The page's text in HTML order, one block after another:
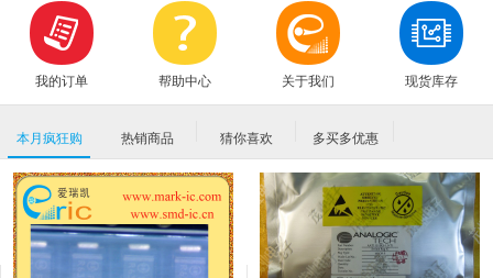
零欧姆电阻的作用
我的订单 帮助中心 关于我们 现货库存
本月疯狂购 热销商品 猜你喜欢 多买多优惠